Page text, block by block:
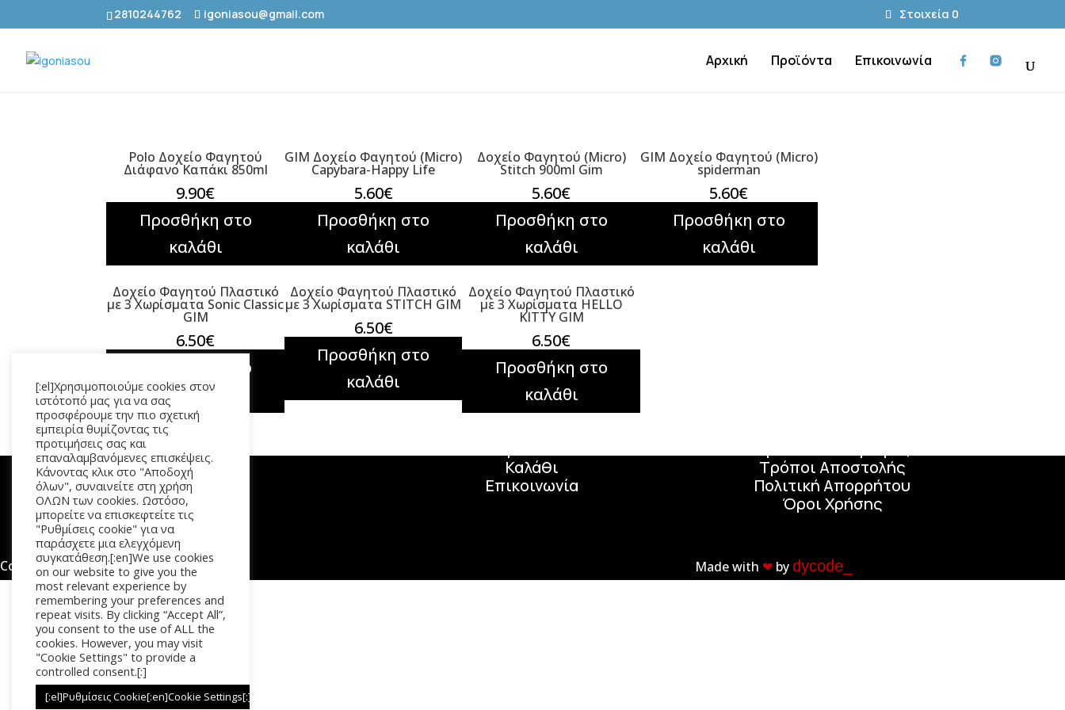
2810244762 igoniasou@gmail.com Στοιχεία 0
Αρχική Προϊόντα Επικοινωνία
Polo Δοχείο Φαγητού
Διάφανο Καπάκι 850ml
9.90€
Προσθήκη στο
καλάθι
GIM Δοχείο Φαγητού (Micro)
Capybara-Happy Life
5.60€
Προσθήκη στο
καλάθι
Δοχείο Φαγητού (Micro)
Stitch 900ml Gim
5.60€
Προσθήκη στο
καλάθι
GIM Δοχείο Φαγητού (Micro)
spiderman
5.60€
Προσθήκη στο
καλάθι
Δοχείο Φαγητού Πλαστικό
με 3 Χωρίσματα Sonic Classic
GIM
6.50€
Προσθήκη στο
καλάθι
Δοχείο Φαγητού Πλαστικό
με 3 Χωρίσματα STITCH GIM
6.50€
Προσθήκη στο
καλάθι
Δοχείο Φαγητού Πλαστικό
με 3 Χωρίσματα HELLO
KITTY GIM
6.50€
Προσθήκη στο
καλάθι
Μενού
Καλάθι
Επικοινωνία
Τρόποι Αποστολής
Πολιτική Απορρήτου
Όροι Χρήσης
Copyright © 2026. All Rights Reserved Made with ❤︎ bydycode_
[:el]Χρησιμοποιούμε cookies στον
ιστότοπό μας για να σας
προσφέρουμε την πιο σχετική
εμπειρία θυμίζοντας τις
προτιμήσεις σας και
επαναλαμβανόμενες επισκέψεις.
Κάνοντας κλικ στο "Αποδοχή
όλων", συναινείτε στη χρήση
ΟΛΩΝ των cookies. Ωστόσο,
μπορείτε να επισκεφτείτε τις
"Ρυθμίσεις cookie" για να
παράσχετε μια ελεγχόμενη
συγκατάθεση.[:en]We use cookies
on our website to give you the
most relevant experience by
remembering your preferences and
repeat visits. By clicking “Accept All”,
you consent to the use of ALL the
cookies. However, you may visit
"Cookie Settings" to provide a
controlled consent.[:]
[:el]Ρυθμίσεις Cookie[:en]Cookie Settings[:]